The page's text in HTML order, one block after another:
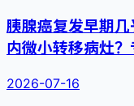
胰腺癌复发早期
内微小转移病灶
2026-07-16